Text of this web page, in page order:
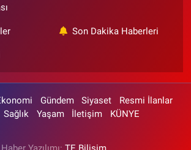
Son Dakika Haberleri
Gündem Siyaset
Resmi İlanlar
Sağlık Yaşam İletişim KÜNYE